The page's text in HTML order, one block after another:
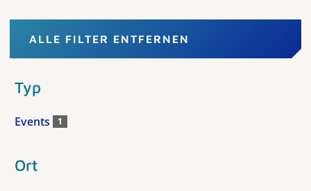
ALLE FILTER ENTFERNEN
Typ
Events 1
Ort